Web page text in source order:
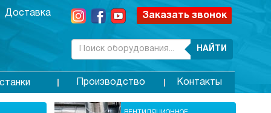
Доставка Заказать звонок
НАЙТИ
Производство Контакты